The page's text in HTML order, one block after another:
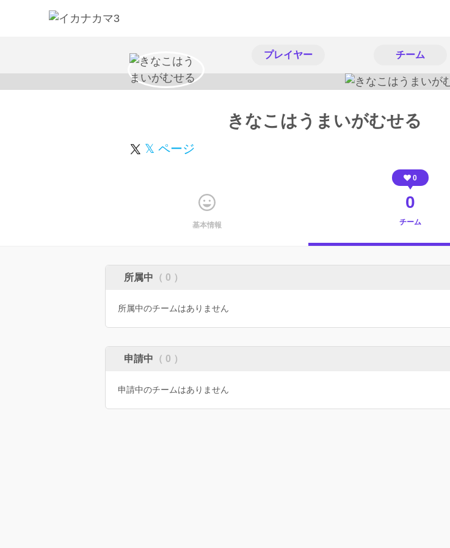
プレイヤー チーム
きなこはうまいがむせる
𝕏 ページ
基本情報
0
0
チーム
所属中 （ 0 ）
所属中のチームはありません
申請中 （ 0 ）
申請中のチームはありません